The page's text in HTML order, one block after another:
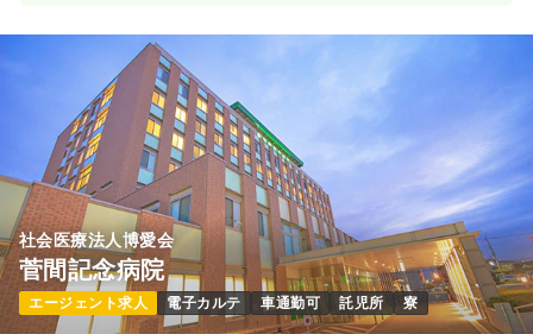
社会医療法人博愛会
菅間記念病院
エージェント求人 電子カルテ 車通勤可 託児所 寮